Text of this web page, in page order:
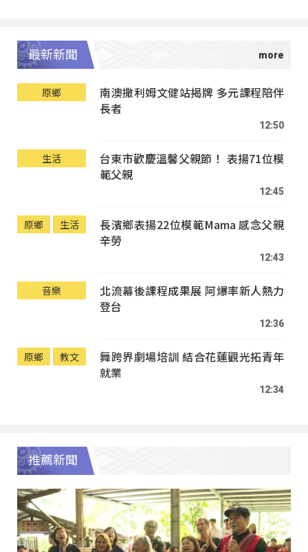
最新新聞
原鄉
南澳撒利姆文健站揭牌 多元課程陪伴
長者
12:50
生活
台東市歡慶溫馨父親節！ 表揚71位模
範父親
12:45
原鄉 生活
長濱鄉表揚22位模範Mama 感念父親
辛勞
12:43
音樂
北流幕後課程成果展 阿爆率新人熱力
登台
12:36
原鄉 教文
舞跨界劇場培訓 結合花蓮觀光拓青年
就業
12:34
推薦新聞